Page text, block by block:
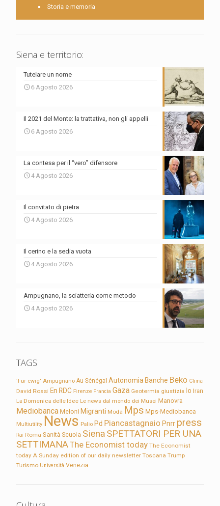
Storia e memoria
Siena e territorio:
Tutelare un nome
6 Agosto 2026
Il 2021 del Monte: la trattativa, non gli appelli
6 Agosto 2026
La contesa per il “vero” difensore
4 Agosto 2026
Il convitato di pietra
4 Agosto 2026
Il cerino e la sedia vuota
4 Agosto 2026
Ampugnano, la sciatteria come metodo
4 Agosto 2026
TAGS
'Für ewig' Ampugnano Au Sénégal Autonomia Banche Beko Clima
David Rossi En RDC Firenze Francia Gaza Geotermia giustizia Io Iran
La Domenica delle Idee Le news dal mondo dei Musei Manovra
Mediobanca Meloni Migranti Moda Mps Mps-Mediobanca
Multiutility News Palio Pd Piancastagnaio Pnrr press
Rai Roma Sanità Scuola Siena SPETTATORI PER UNA
SETTIMANAThe Economist today The Economist
today A Sunday edition of our daily newsletter Toscana Trump
Turismo Università Venezia